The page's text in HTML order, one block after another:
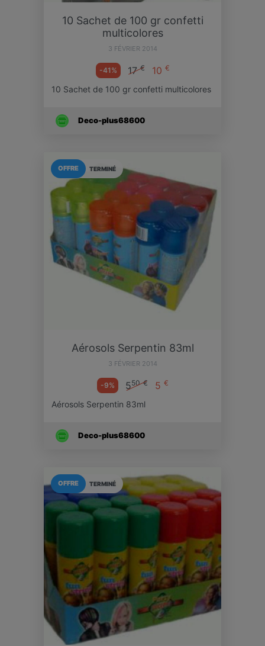
10 Sachet de 100 gr confetti
multicolores
3 FÉVRIER 2014
-41% 17€ 10 €
10 Sachet de 100 gr confetti multicolores
Deco-plus68600
TERMINÉ
OFFRE
Aérosols Serpentin 83ml
3 FÉVRIER 2014
-9% 550 € 5 €
Aérosols Serpentin 83ml
Deco-plus68600
TERMINÉ
OFFRE